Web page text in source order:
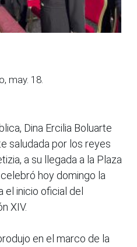
may. 18.
Dina Ercilia Boluarte
saludada por los reyes
a su llegada a la Plaza
hoy domingo la
el inicio oficial del
XIV.
en el marco de la